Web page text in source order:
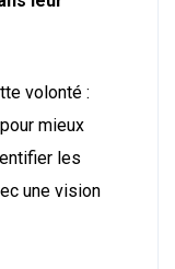
volonté :
mieux
les
une vision